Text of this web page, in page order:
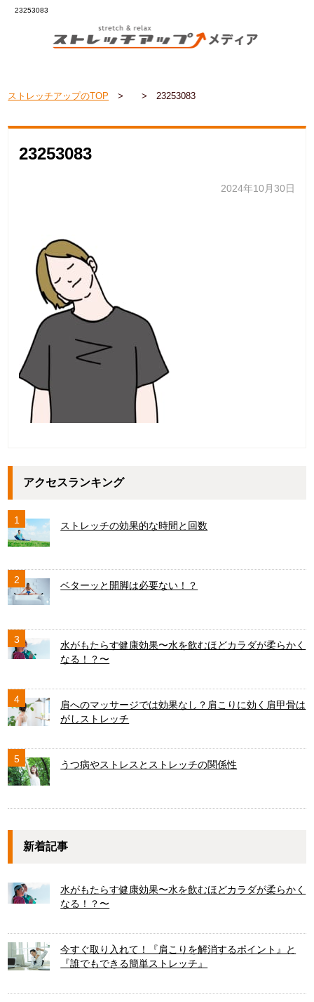
23253083
ストレッチアップのTOP > > 23253083
23253083
2024年10月30日
アクセスランキング
1 ストレッチの効果的な時間と回数
2 ベターッと開脚は必要ない！？
3
水がもたらす健康効果〜水を飲むほどカラダが柔らかく
なる！？〜
4
肩へのマッサージでは効果なし？肩こりに効く肩甲骨は
がしストレッチ
5 うつ病やストレスとストレッチの関係性
新着記事
水がもたらす健康効果〜水を飲むほどカラダが柔らかく
なる！？〜
今すぐ取り入れて！『肩こりを解消するポイント』と
『誰でもできる簡単ストレッチ』